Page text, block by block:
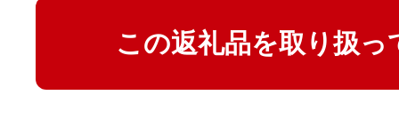
この返礼品を取り扱っ